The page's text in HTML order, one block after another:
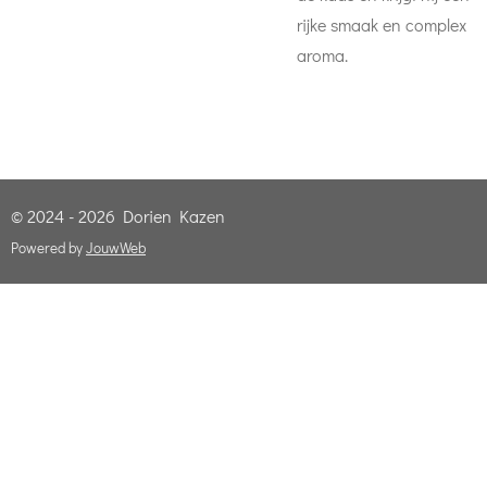
rijke smaak en complex
aroma.
© 2024 - 2026 Dorien Kazen
Powered byJouwWeb